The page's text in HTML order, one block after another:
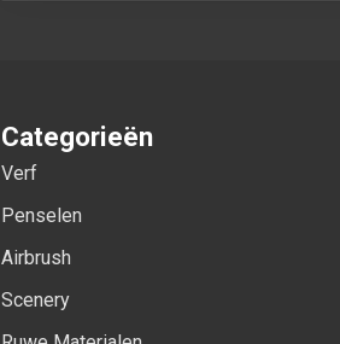
Categorieën
Verf
Penselen
Airbrush
Scenery